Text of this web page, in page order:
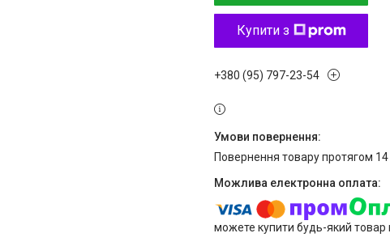
Купити з
+380 (95) 797-23-54
повернення товару протягом 14
можете купити будь-який товар